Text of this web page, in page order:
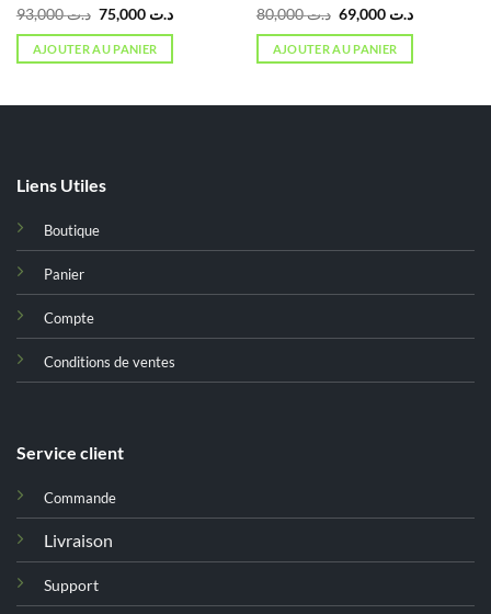
د.ت93,000
Le
prix
initial
était :
د.ت 75,000
Le
AJOUTER AU PANIER
د.ت80,000
Le
prix
initial
était :
د.ت 69,000
Le
AJOUTER AU PANIER
Liens Utiles
Boutique
Panier
Compte
Conditions de ventes
Service client
Commande
Livraison
Support